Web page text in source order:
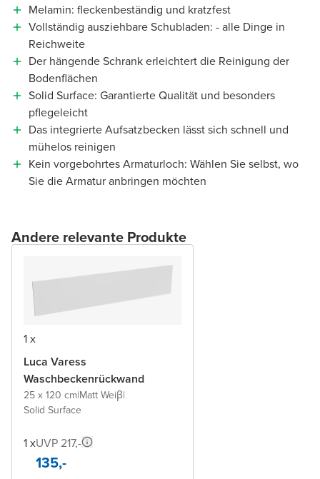
Melamin: fleckenbeständig und kratzfest
Vollständig ausziehbare Schubladen: - alle Dinge in
Reichweite
Der hängende Schrank erleichtert die Reinigung der
Bodenflächen
Solid Surface: Garantierte Qualität und besonders
pflegeleicht
Das integrierte Aufsatzbecken lässt sich schnell und
mühelos reinigen
Kein vorgebohrtes Armaturloch: Wählen Sie selbst, wo
Sie die Armatur anbringen möchten
Andere relevante Produkte
1 x
Luca Varess
Waschbeckenrückwand
25 x 120 cm|Matt Weiβ|
Solid Surface
1 xUVP 217,-
135,-